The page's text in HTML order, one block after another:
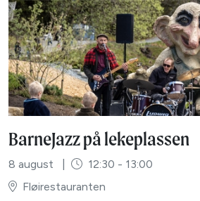
BarneJazz på lekeplassen
8 august
12:30 - 13:00
Fløirestauranten